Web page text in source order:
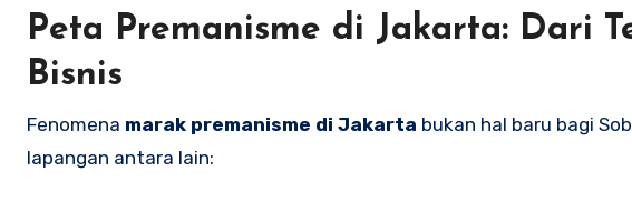
Peta Premanisme di Jakarta: Dari
Bisnis
Fenomena marak premanisme di Jakarta bukan hal baru bagi
lapangan antara lain: